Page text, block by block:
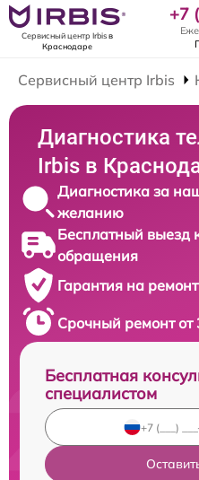
Сервисный центр Irbisв
Краснодаре
+7
Сервисный центр Irbis
Диагностика
Irbis в
Диагностика за
желанию
Бесплатный выезд
обращения
Гарантия на
Срочный ремонт от
Бесплатная
специалистом